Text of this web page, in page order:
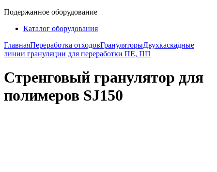
Подержанное оборудование
Каталог оборудования
ГлавнаяПереработка отходовГрануляторыДвухкаскадные
линии грануляции для переработки ПЕ, ПП
Стренговый гранулятор для
полимеров SJ150